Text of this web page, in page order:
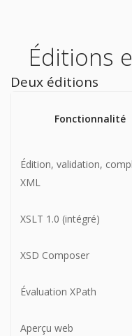
Éditions
Deux éditions
Fonctionnalité
Édition, validation,
XML
XSLT 1.0 (intégré)
XSD Composer
Évaluation XPath
Aperçu web